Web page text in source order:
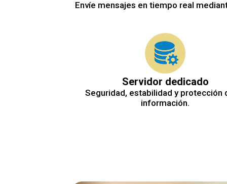
Envíe mensajes en tiempo real
Servidor dedicado
Seguridad, estabilidad y protección
información.